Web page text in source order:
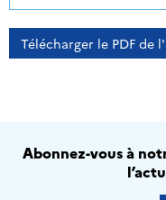
Télécharger le PDF de
Abonnez-vous à